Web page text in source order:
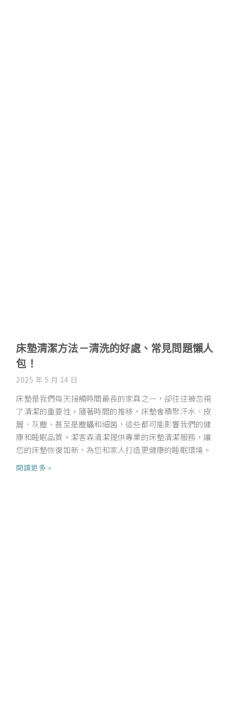
床墊清潔方法－清洗的好處、常見問題懶人
包！
2025 年 5 月 14 日
床墊是我們每天接觸時間最長的家具之一，卻往往被忽視
了清潔的重要性。隨著時間的推移，床墊會積聚汗水、皮
屑、灰塵、甚至是塵蟎和細菌，這些都可能影響我們的健
康和睡眠品質。潔客森清潔提供專業的床墊清潔服務，讓
您的床墊恢復如新，為您和家人打造更健康的睡眠環境。
閱讀更多 »